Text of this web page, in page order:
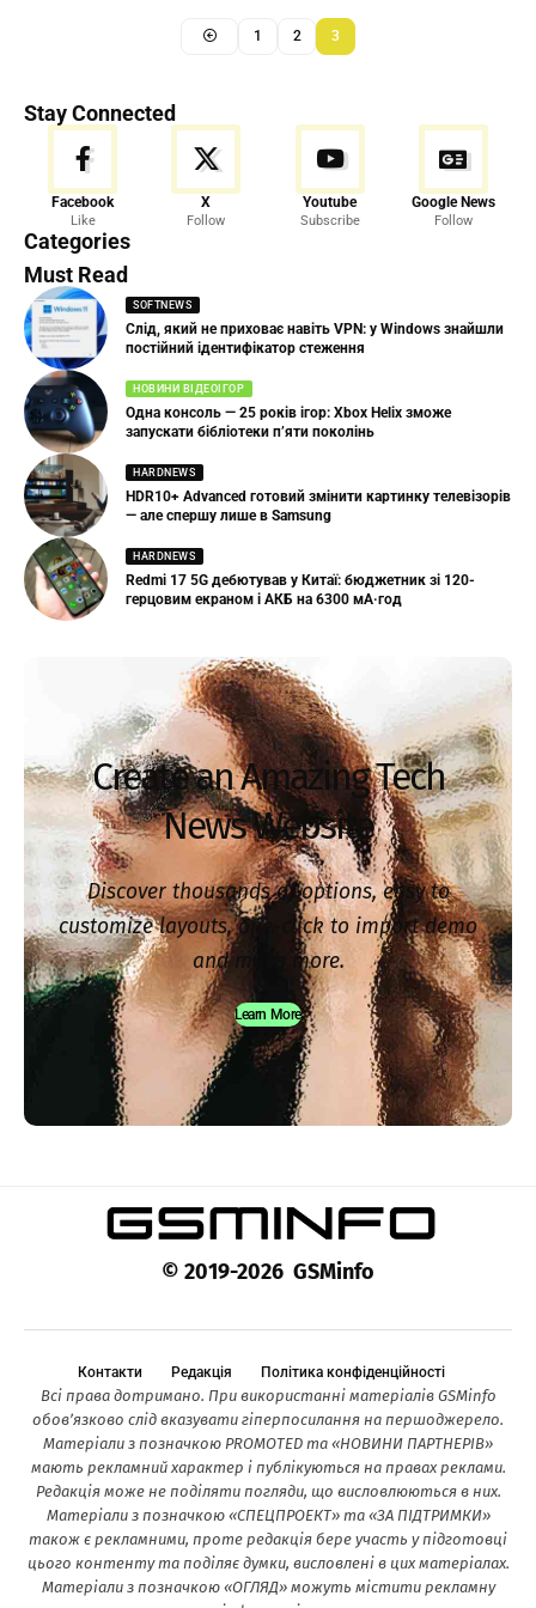
1 2 3
Stay Connected
Facebook
Like
X
Follow
Youtube
Subscribe
Google News
Follow
Categories
Must Read
SOFTNEWS
Слід, який не приховає навіть VPN: у Windows знайшли
постійний ідентифікатор стеження
НОВИНИ ВІДЕОІГОР
Одна консоль — 25 років ігор: Xbox Helix зможе
запускати бібліотеки п’яти поколінь
HARDNEWS
HDR10+ Advanced готовий змінити картинку телевізорів
— але спершу лише в Samsung
HARDNEWS
Redmi 17 5G дебютував у Китаї: бюджетник зі 120-
герцовим екраном і АКБ на 6300 мА·год
Create an Amazing Tech
News Website
Discover thousands of options, easy to
customize layouts, one-click to import demo
and much more.
Learn More
© 2019-2026 GSMinfo
Контакти Редакція Політика конфіденційності
Всі права дотримано. При використанні матеріалів GSMinfo
обов’язково слід вказувати гіперпосилання на першоджерело.
Матеріали з позначкою PROMOTED та «НОВИНИ ПАРТНЕРІВ»
мають рекламний характер і публікуються на правах реклами.
Редакція може не поділяти погляди, що висловлюються в них.
Матеріали з позначкою «СПЕЦПРОЕКТ» та «ЗА ПІДТРИМКИ»
також є рекламними, проте редакція бере участь у підготовці
цього контенту та поділяє думки, висловлені в цих матеріалах.
Матеріали з позначкою «ОГЛЯД» можуть містити рекламну